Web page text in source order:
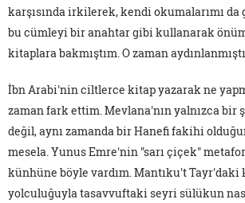
karşısında irkilerek, kendi okumalarımı da
bu cümleyi bir anahtar gibi kullanarak
kitaplara bakmıştım. O zaman
İbn Arabi'nin ciltlerce kitap yazarak ne
zaman fark ettim. Mevlana'nın yalnızca bir
değil, aynı zamanda bir Hanefi fakihi
mesela. Yunus Emre'nin "sarı çiçek"
künhüne böyle vardım. Mantıku't Tayr'daki
yolculuğuyla tasavvuftaki seyri sülükun